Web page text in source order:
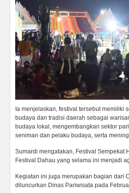
Ia menjelaskan, festival tersebut
budaya dan tradisi daerah sebagai
budaya lokal, mengembangkan sektor
seniman dan pelaku budaya, serta
Sumardi mengatakan, Festival
Festival Dahau yang selama ini menjadi
Kegiatan ini juga merupakan bagian dari
diluncurkan Dinas Pariwisata pada